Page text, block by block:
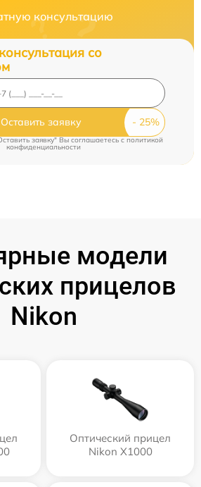
консультацию
со
Оставить заявку
заявку" Вы соглашаетесь c политикой
конфиденциальности
модели
прицелов
Nikon
Оптический прицел
Nikon X1000